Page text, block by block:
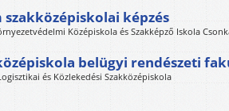
szakközépiskolai képzés
Középiskola és Szakképző Iskola
belügyi rendészeti
és Közlekedési Szakközépiskola